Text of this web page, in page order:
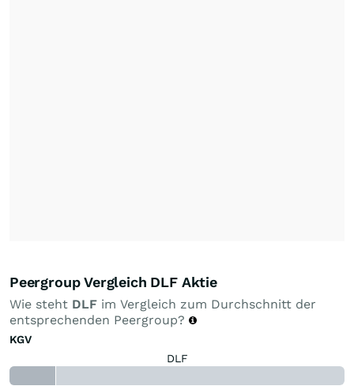
Peergroup Vergleich DLF Aktie
Wie steht DLF im Vergleich zum Durchschnitt der
entsprechenden Peergroup?
KGV
DLF